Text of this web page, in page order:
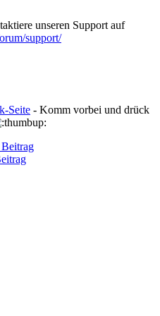
unseren Support auf
support/
Seite - Komm vorbei und drück